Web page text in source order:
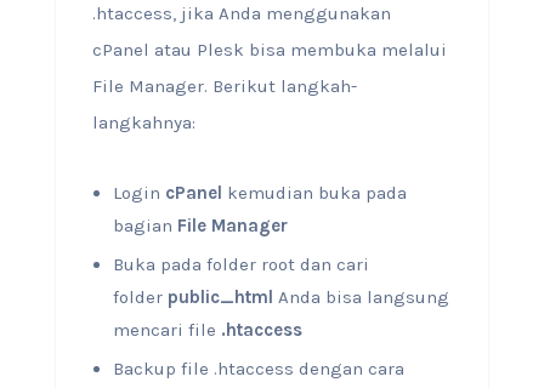
.htaccess, jika Anda menggunakan
cPanel atau Plesk bisa membuka melalui
File Manager. Berikut langkah-
langkahnya:
Login cPanel kemudian buka pada
bagian File Manager
Buka pada folder root dan cari
folder public_html Anda bisa langsung
mencari file .htaccess
Backup file .htaccess dengan cara